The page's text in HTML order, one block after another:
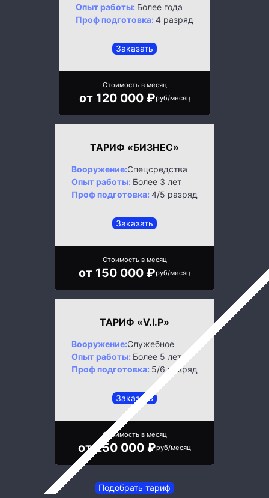
Опыт работы: Более года
Проф подготовка: 4 разряд
Заказать
Стоимость в месяц
от 120 000 ₽руб/месяц
ТАРИФ «БИЗНЕС»
Вооружение:Спецсредства
Опыт работы: Более 3 лет
Проф подготовка: 4/5 разряд
Заказать
Стоимость в месяц
от 150 000 ₽руб/месяц
ТАРИФ «V.I.P»
Вооружение:Служебное
Опыт работы: Более 5 лет
Проф подготовка: 5/6 разряд
Заказать
Стоимость в месяц
от 250 000 ₽руб/месяц
Подобрать тариф